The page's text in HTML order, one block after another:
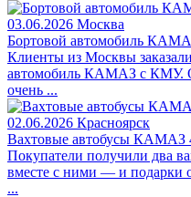
03.06.2026 Москва
Бортовой автомобиль
Клиенты из Москвы
автомобиль КАМАЗ с КМУ.
очень ...
02.06.2026 Красноярск
Вахтовые автобусы КАМАЗ
Покупатели получили два
вместе с ними — и подарки
...